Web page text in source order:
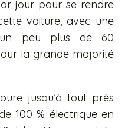
jour pour se rendre
voiture, avec une
peu plus de 60
la grande majorité
jusqu’à tout près
100 % électrique en